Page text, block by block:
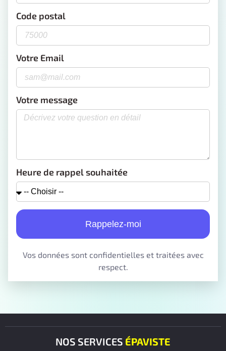
Code postal
Votre Email
Votre message
Heure de rappel souhaitée
Rappelez-moi
Vos données sont confidentielles et traitées avec
respect.
NOS SERVICES ÉPAVISTE